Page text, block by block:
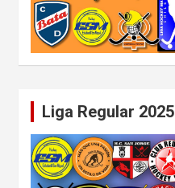
Liga Regular 2025